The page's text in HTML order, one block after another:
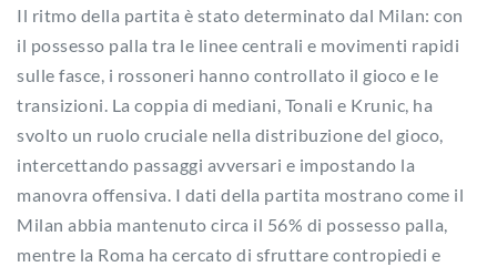
Il ritmo della partita è stato determinato dal Milan: con
il possesso palla tra le linee centrali e movimenti rapidi
sulle fasce, i rossoneri hanno controllato il gioco e le
transizioni. La coppia di mediani, Tonali e Krunic, ha
svolto un ruolo cruciale nella distribuzione del gioco,
intercettando passaggi avversari e impostando la
manovra offensiva. I dati della partita mostrano come il
Milan abbia mantenuto circa il 56% di possesso palla,
mentre la Roma ha cercato di sfruttare contropiedi e